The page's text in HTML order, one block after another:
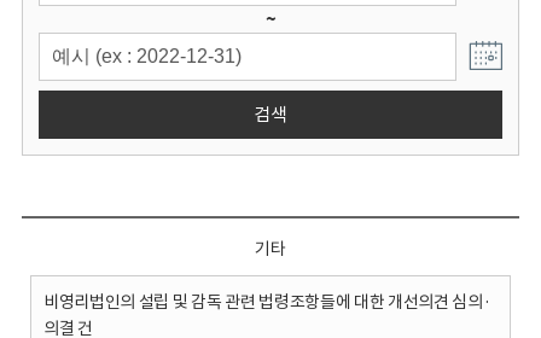
~
검색
기타
비영리법인의 설립 및 감독 관련 법령조항들에 대한 개선의견 심의·
의결 건